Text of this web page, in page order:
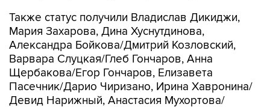
Также статус получили Владислав Дикиджи,
Мария Захарова, Дина Хуснутдинова,
Александра Бойкова/Дмитрий Козловский,
Варвара Слуцкая/Глеб Гончаров, Анна
Щербакова/Егор Гончаров, Елизавета
Пасечник/Дарио Чиризано, Ирина Хавронина/
Девид Нарижный, Анастасия Мухортова/